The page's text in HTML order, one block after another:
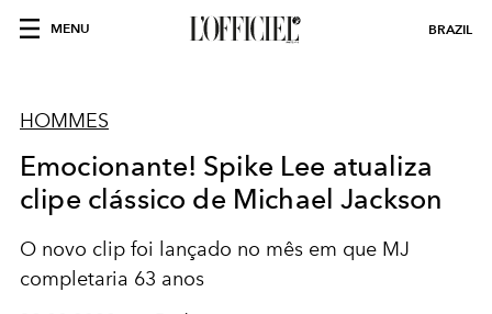
MENU BRAZIL
HOMMES
Emocionante! Spike Lee atualiza
clipe clássico de Michael Jackson
O novo clip foi lançado no mês em que MJ
completaria 63 anos